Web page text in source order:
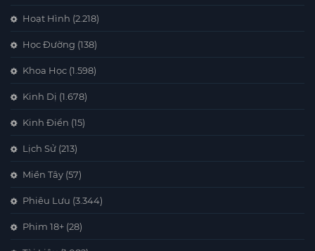
Hoạt Hình (2.218)
Học Đường (138)
Khoa Học (1.598)
Kinh Dị (1.678)
Kinh Điển (15)
Lịch Sử (213)
Miền Tây (57)
Phiêu Lưu (3.344)
Phim 18+ (28)